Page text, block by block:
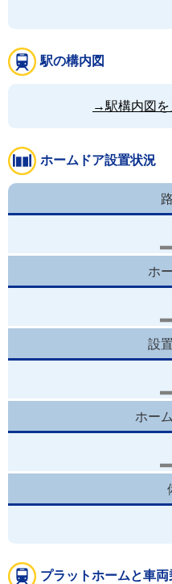
駅の構内図
→駅構内図を
ホームドア設置状況
ホ
設
ホー
プラットホームと車